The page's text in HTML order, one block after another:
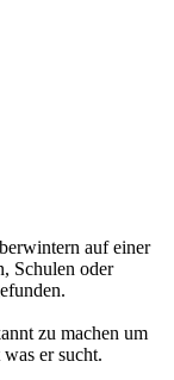
auf einer
Schulen oder
zu machen um
er sucht.